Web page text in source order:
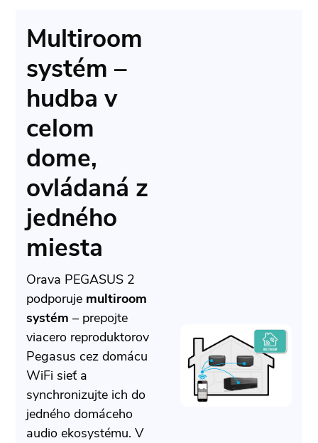
Multiroom
systém –
hudba v
celom
dome,
ovládaná z
jedného
miesta
Orava PEGASUS 2
podporuje multiroom
systém – prepojte
viacero reproduktorov
Pegasus cez domácu
WiFi sieť a
synchronizujte ich do
jedného domáceho
audio ekosystému. V